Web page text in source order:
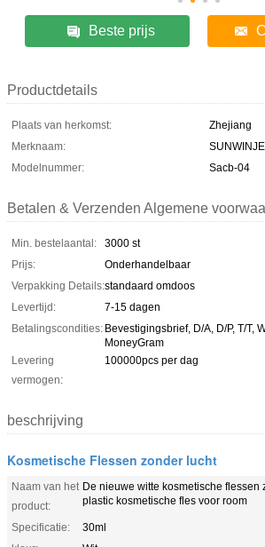
Beste prijs
Productdetails
Plaats van herkomst:
Zhejiang
Merknaam:
Modelnummer:
Sacb-04
Betalen & Verzenden Algemene
Min. bestelaantal:
3000 st
Prijs:
Onderhandelbaar
Verpakking Details:standaard omdoos
Levertijd:
7-15 dagen
Betalingscondities: Bevestigingsbrief, D/A, D/P, T/T,
MoneyGram
Levering
vermogen:
100000pcs per dag
beschrijving
Kosmetische Flessen zonder lucht
Naam van het
product:
De nieuwe witte kosmetische flessen
plastic kosmetische fles voor room
Specificatie:
30ml